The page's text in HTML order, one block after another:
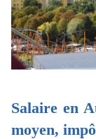
Salaire en
moyen,